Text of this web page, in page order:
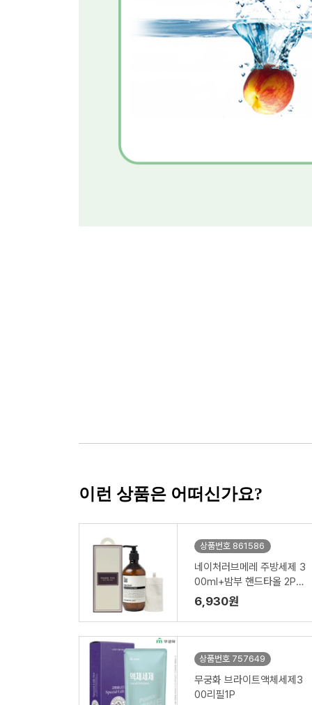
이런 상품은 어떠신가요?
상품번호 861586
네이처러브메레 주방세제 3
00ml+밤부 핸드타올 2P
세트
6,930원
상품번호 757649
무궁화 브라이트액체세제3
00리필1P